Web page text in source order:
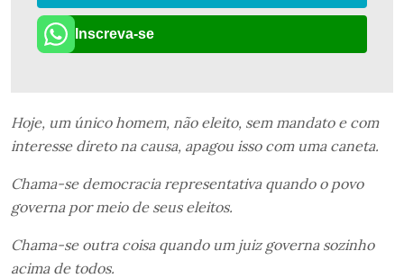
Inscreva-se
Hoje, um único homem, não eleito, sem mandato e com
interesse direto na causa, apagou isso com uma caneta.
Chama-se democracia representativa quando o povo
governa por meio de seus eleitos.
Chama-se outra coisa quando um juiz governa sozinho
acima de todos.